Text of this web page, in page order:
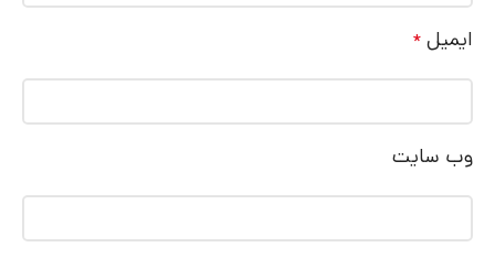
ایمیل *
وب‌ سایت